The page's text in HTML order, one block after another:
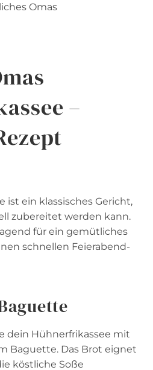
Omas
–
ist ein klassisches Gericht,
zubereitet werden kann.
für ein gemütliches
schnellen Feierabend-
dein Hühnerfrikassee mit
Baguette. Das Brot eignet
köstliche Soße